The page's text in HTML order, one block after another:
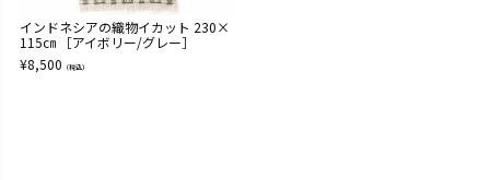
インドネシアの織物イカット 230×
115㎝ ［アイボリー/グレー］
¥8,500 （税込）